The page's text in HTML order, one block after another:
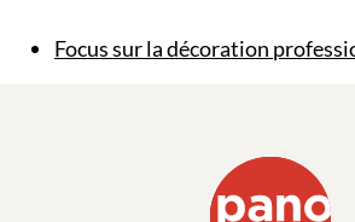
Focus sur la décoration